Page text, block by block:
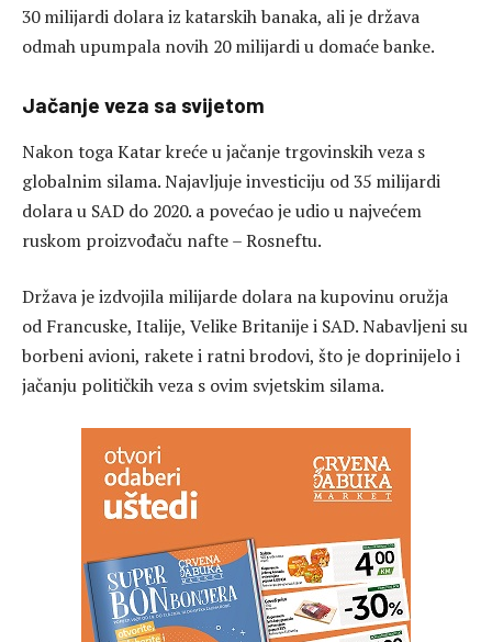
30 milijardi dolara iz katarskih banaka, ali je država
odmah upumpala novih 20 milijardi u domaće banke.
Jačanje veza sa svijetom
Nakon toga Katar kreće u jačanje trgovinskih veza s
globalnim silama. Najavljuje investiciju od 35 milijardi
dolara u SAD do 2020. a povećao je udio u najvećem
ruskom proizvođaču nafte – Rosneftu.
Država je izdvojila milijarde dolara na kupovinu oružja
od Francuske, Italije, Velike Britanije i SAD. Nabavljeni su
borbeni avioni, rakete i ratni brodovi, što je doprinijelo i
jačanju političkih veza s ovim svjetskim silama.